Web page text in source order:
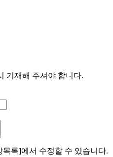
기재해 주셔야 합니다.
록]에서 수정할 수 있습니다.